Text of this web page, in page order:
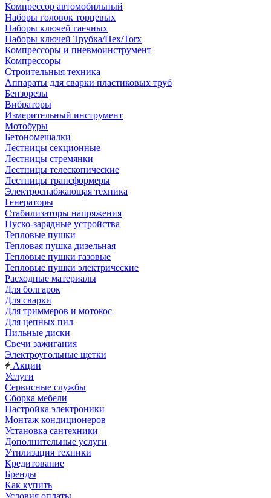
Компрессор автомобильный
Наборы головок торцевых
Наборы ключей гаечных
Наборы ключей Трубка/Hex/Torx
Компрессоры и пневмоинструмент
Компрессоры
Строительныя техника
Аппараты для сварки пластиковых труб
Бензорезы
Вибраторы
Измерительный инструмент
Мотобуры
Бетономешалки
Лестницы секционные
Лестницы стремянки
Лестницы телескопические
Лестницы трансформеры
Электроснабжающая техника
Генераторы
Стабилизаторы напряжения
Пуско-зарядные устройства
Тепловые пушки
Тепловая пушка дизельная
Тепловые пушки газовые
Тепловые пушки электрические
Расходные материалы
Для болгарок
Для сварки
Для триммеров и мотокос
Для цепных пил
Пильные диски
Свечи зажигания
Электроугольные щетки
Акции
Услуги
Сервисные службы
Сборка мебели
Настройка электроники
Монтаж кондиционеров
Установка сантехники
Дополнительные услуги
Утилизация техники
Кредитование
Бренды
Как купить
Условия оплаты